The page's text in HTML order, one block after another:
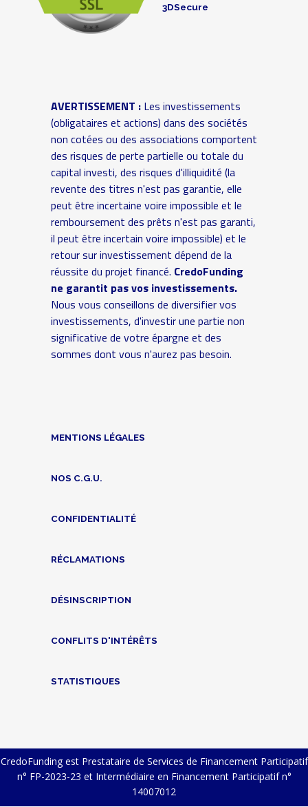
3DSecure
AVERTISSEMENT :Les investissements
(obligataires et actions) dans des sociétés
non cotées ou des associations comportent
des risques de perte partielle ou totale du
capital investi, des risques d'illiquidité (la
revente des titres n'est pas garantie, elle
peut être incertaine voire impossible et le
remboursement des prêts n'est pas garanti,
il peut être incertain voire impossible) et le
retour sur investissement dépend de la
réussite du projet financé. CredoFunding
ne garantit pas vos investissements.
Nous vous conseillons de diversifier vos
investissements, d'investir une partie non
significative de votre épargne et des
sommes dont vous n'aurez pas besoin.
MENTIONS LÉGALES
NOS C.G.U.
CONFIDENTIALITÉ
RÉCLAMATIONS
DÉSINSCRIPTION
CONFLITS D'INTÉRÊTS
STATISTIQUES
CredoFunding est Prestataire de Services de Financement Participatif
n° FP-2023-23 et Intermédiaire en Financement Participatif n°
14007012